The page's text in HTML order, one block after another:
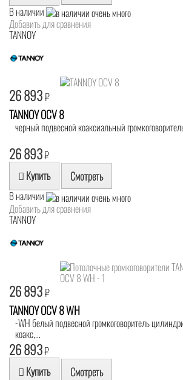
В наличии
Добавить для сравнения
TANNOY
26 893₽
TANNOY OCV 8
черный подвесной коаксиальный
26 893₽
Купить Смотреть
В наличии
Добавить для сравнения
TANNOY
26 893₽
TANNOY OCV 8 WH
-WH белый подвесной громкоговоритель
коакс,...
26 893₽
Купить Смотреть